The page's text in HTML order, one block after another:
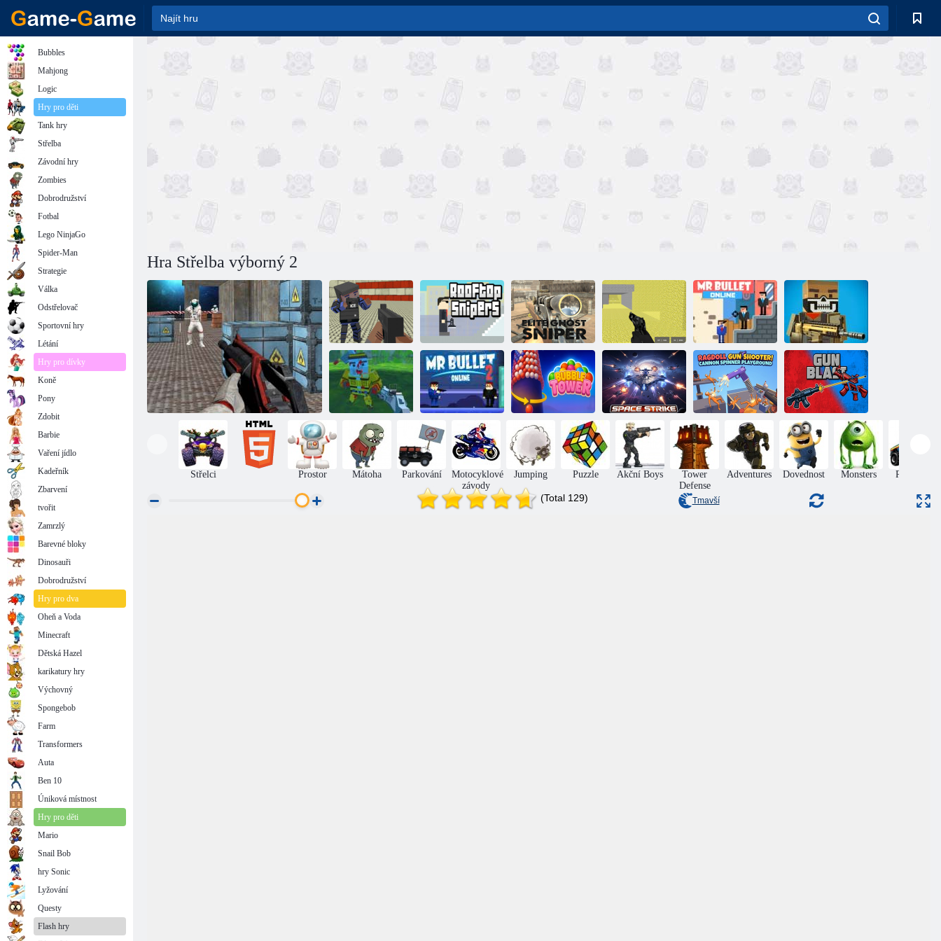
Hra Střelba výborný 2
Massive War
gangster
Snipers na střeše Elite sniper duch
Pixel multiplayer
bitva
Mister bullet
online
Crazy pixel war
Střílejte gangy
Mr Bullet 2
Bubble Tower Space Strike
Střílečka s
atrapou zbraně!
Hřiště s
otočným dělem
Výbuch zbraně
Střelci Prostor Mátoha Parkování
Motocyklové
závody
Jumping Puzzle Akční Boys
Tower
Defense
Adventures Dovednost Monsters
Racing v
(Total 129) Tmavší
Bubbles
Mahjong
Logic
Hry pro děti
Tank hry
Střelba
Závodní hry
Zombies
Dobrodružství
Fotbal
Lego NinjaGo
Spider-Man
Strategie
Válka
Odstřelovač
Sportovní hry
Létání
Hry pro dívky
Koně
Pony
Zdobit
Barbie
Vaření jídlo
Kadeřník
Zbarvení
tvořit
Zamrzlý
Barevné bloky
Dinosauři
Dobrodružství
Hry pro dva
Oheň a Voda
Minecraft
Dětská Hazel
karikatury hry
Výchovný
Spongebob
Farm
Transformers
Auta
Ben 10
Úniková místnost
Hry pro děti
Mario
Snail Bob
hry Sonic
Lyžování
Questy
Flash hry